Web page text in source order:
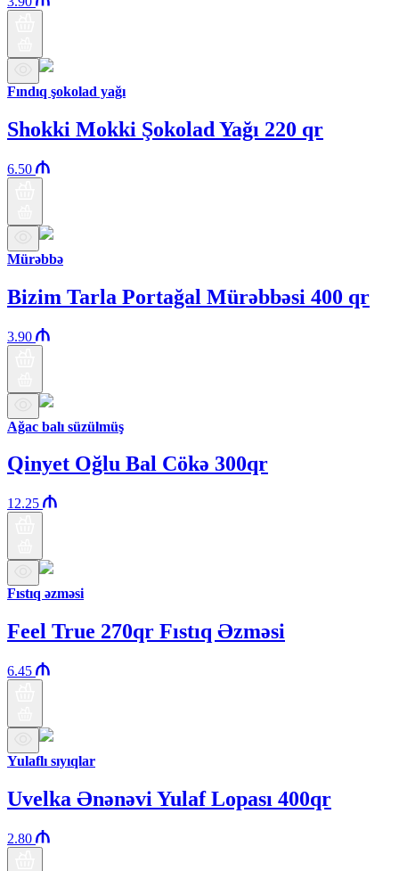
Fındıq şokolad yağı
Shokki Mokki Şokolad Yağı 220 qr
6.50
Mürəbbə
Bizim Tarla Portağal Mürəbbəsi 400 qr
3.90
Ağac balı süzülmüş
Qinyet Oğlu Bal Cökə 300qr
12.25
Fıstıq əzməsi
Feel True 270qr Fıstıq Əzməsi
6.45
Yulaflı sıyıqlar
Uvelka Ənənəvi Yulaf Lopası 400qr
2.80